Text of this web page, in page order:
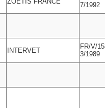
7/1992
INTERVET
FR/V/
3/1989